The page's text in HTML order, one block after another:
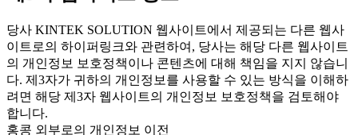
당사 KINTEK SOLUTION 웹사이트에서 제공되는 다른 웹사
이트로의 하이퍼링크와 관련하여, 당사는 해당 다른 웹사이트
의 개인정보 보호정책이나 콘텐츠에 대해 책임을 지지 않습니
다. 제3자가 귀하의 개인정보를 사용할 수 있는 방식을 이해하
려면 해당 제3자 웹사이트의 개인정보 보호정책을 검토해야
합니다.
홍콩 외부로의 개인정보 이전